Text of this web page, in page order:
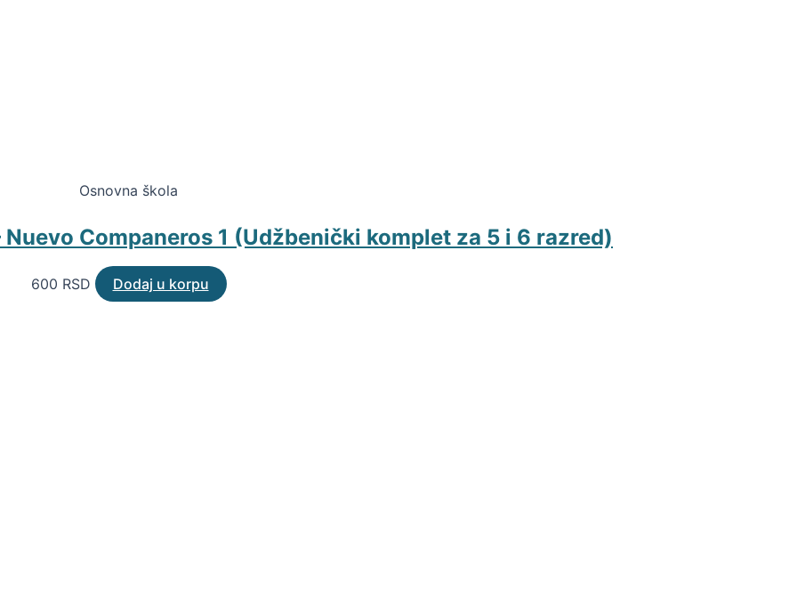
Osnovna škola
Companeros 1 (Udžbenički komplet za 5 i 6 razred)
600 RSD Dodaj u korpu